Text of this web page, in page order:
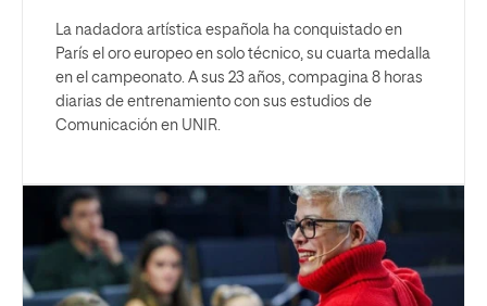
La nadadora artística española ha conquistado en
París el oro europeo en solo técnico, su cuarta medalla
en el campeonato. A sus 23 años, compagina 8 horas
diarias de entrenamiento con sus estudios de
Comunicación en UNIR.